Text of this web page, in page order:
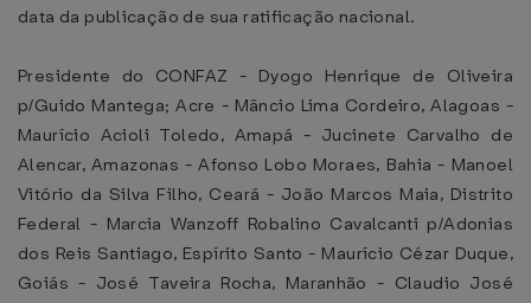
data da publicação de sua ratificação nacional.
Presidente do CONFAZ - Dyogo Henrique de Oliveira
p/Guido Mantega; Acre - Mâncio Lima Cordeiro, Alagoas -
Maurício Acioli Toledo, Amapá - Jucinete Carvalho de
Alencar, Amazonas - Afonso Lobo Moraes, Bahia - Manoel
Vitório da Silva Filho, Ceará - João Marcos Maia, Distrito
Federal - Marcia Wanzoff Robalino Cavalcanti p/Adonias
dos Reis Santiago, Espírito Santo - Maurício Cézar Duque,
Goiás - José Taveira Rocha, Maranhão - Claudio José